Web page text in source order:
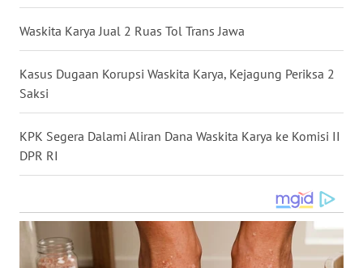
Waskita Karya Jual 2 Ruas Tol Trans Jawa
Kasus Dugaan Korupsi Waskita Karya, Kejagung Periksa 2
Saksi
KPK Segera Dalami Aliran Dana Waskita Karya ke Komisi II
DPR RI
BALI
WN
KALBAR
WN
KALTENG
WN
KALSEL